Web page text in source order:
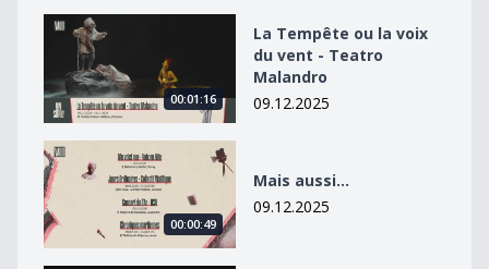
La Tempête ou la voix du vent - Teatro Malandro
00:01:16
La Tempête ou la voix
du vent - Teatro
Malandro
09.12.2025
Mais aussi...
00:00:49
Mais aussi...
09.12.2025